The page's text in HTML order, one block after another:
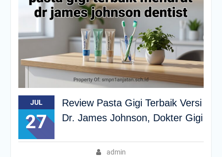
JUL
27
Review Pasta Gigi Terbaik Versi
Dr. James Johnson, Dokter Gigi
admin